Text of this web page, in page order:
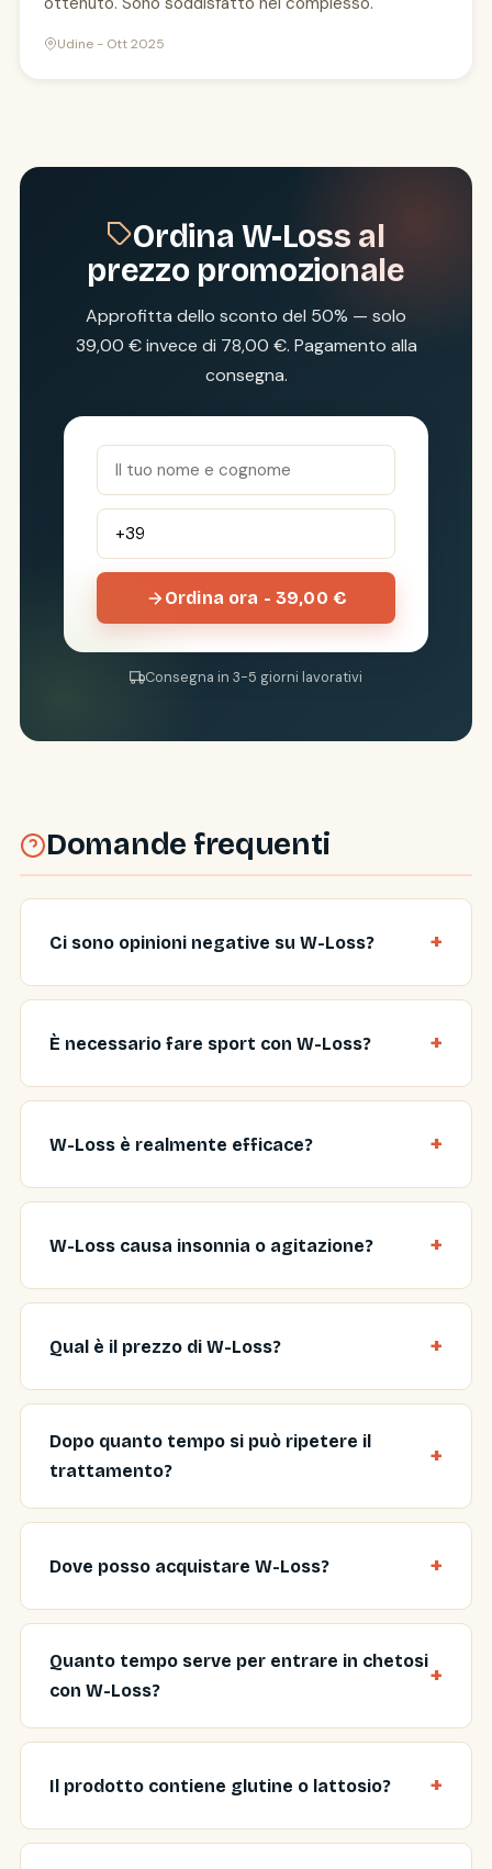
Udine - Ott 2025
Ordina W-Loss al
prezzo promozionale
Approfitta dello sconto del 50% — solo
39,00 € invece di 78,00 €. Pagamento alla
consegna.
Ordina ora - 39,00 €
Consegna in 3-5 giorni lavorativi
Domande frequenti
Ci sono opinioni negative su W-Loss?
È necessario fare sport con W-Loss?
W-Loss è realmente efficace?
W-Loss causa insonnia o agitazione?
Qual è il prezzo di W-Loss?
Dopo quanto tempo si può ripetere il
trattamento?
Dove posso acquistare W-Loss?
Quanto tempo serve per entrare in chetosi
con W-Loss?
Il prodotto contiene glutine o lattosio?